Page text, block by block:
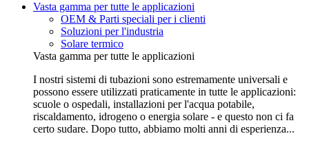
Vasta gamma per tutte le applicazioni
OEM & Parti speciali per i clienti
Soluzioni per l'industria
Solare termico
Vasta gamma per tutte le applicazioni
I nostri sistemi di tubazioni sono estremamente universali e
possono essere utilizzati praticamente in tutte le applicazioni:
scuole o ospedali, installazioni per l'acqua potabile,
riscaldamento, idrogeno o energia solare - e questo non ci fa
certo sudare. Dopo tutto, abbiamo molti anni di esperienza...